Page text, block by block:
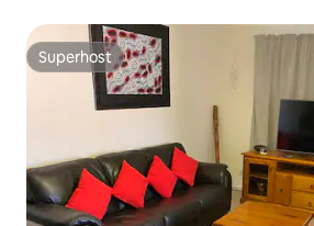
Superhost
Superhost